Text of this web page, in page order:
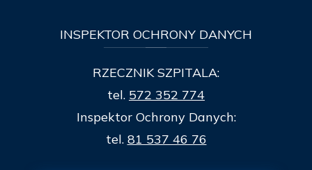
INSPEKTOR OCHRONY DANYCH
RZECZNIK SZPITALA:
tel. 572 352 774
Inspektor Ochrony Danych:
tel. 81 537 46 76